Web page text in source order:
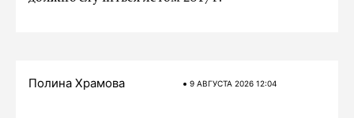
Полина Храмова 9 АВГУСТА 2026 12:04